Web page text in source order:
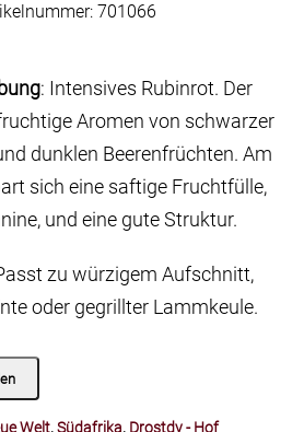
701066
: Intensives Rubinrot. Der
Aromen von schwarzer
dunklen Beerenfrüchten. Am
sich eine saftige Fruchtfülle,
und eine gute Struktur.
zu würzigem Aufschnitt,
oder gegrillter Lammkeule.
Welt,Südafrika, Drostdy - Hof